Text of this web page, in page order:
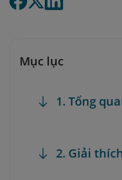
Mục lục
1. Tổng
2. Giải